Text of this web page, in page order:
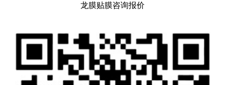
龙膜贴膜咨询报价